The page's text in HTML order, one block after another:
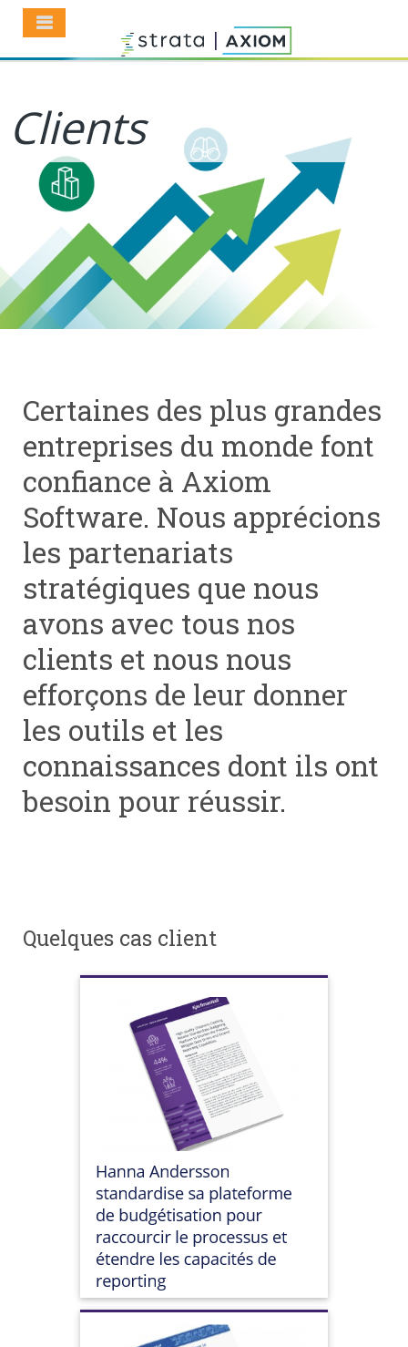
Clients
Certaines des plus grandes
entreprises du monde font
confiance à Axiom
Software. Nous apprécions
les partenariats
stratégiques que nous
avons avec tous nos
clients et nous nous
efforçons de leur donner
les outils et les
connaissances dont ils ont
besoin pour réussir.
Quelques cas client